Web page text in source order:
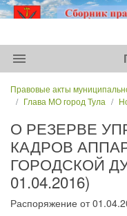
menu
Правовые акты
Глава МО город Тула
О РЕЗЕРВЕ
КАДРОВ
ГОРОДСКОЙ
01.04.2016)
Распоряжение от